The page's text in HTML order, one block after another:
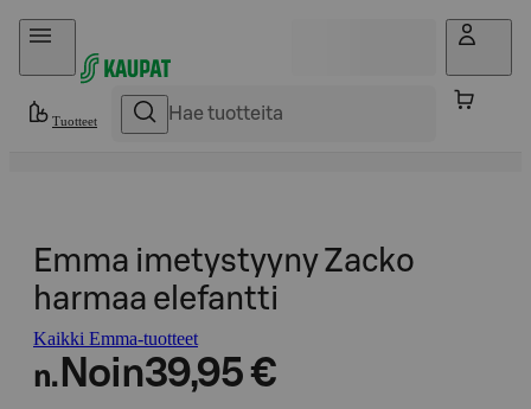
Hyppää sisältöön
Tuotteet
Emma imetystyyny Zacko
harmaa elefantti
Kaikki Emma-tuotteet
n. Noin39,95 €